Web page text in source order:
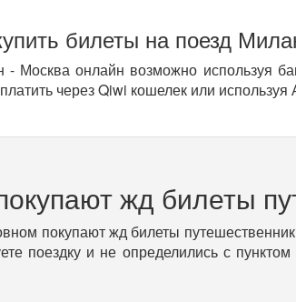
билеты на поезд
- Москва онлайн возможно используя
через Qiwi кошелек или
жд билеты
покупают жд билеты
поездку и не определились с